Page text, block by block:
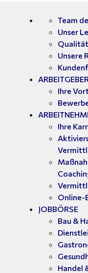
Team
Unser
Unsere
ARBEITGEBER
Ihre
Ihre
Online-
JOBBÖRSE
Bau &
Handel